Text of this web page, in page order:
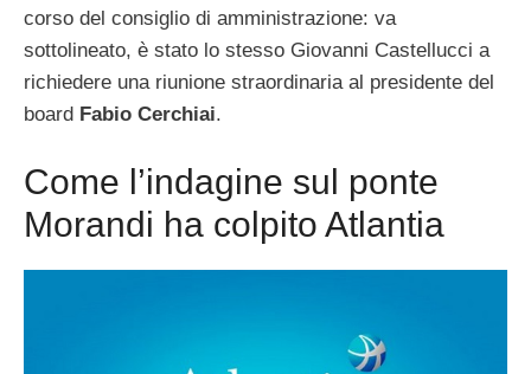
corso del consiglio di amministrazione: va
sottolineato, è stato lo stesso Giovanni Castellucci a
richiedere una riunione straordinaria al presidente del
board Fabio Cerchiai.
Come l’indagine sul ponte
Morandi ha colpito Atlantia